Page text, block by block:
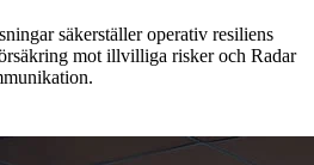
säkerställer operativ resiliens
mot illvilliga risker och Radar